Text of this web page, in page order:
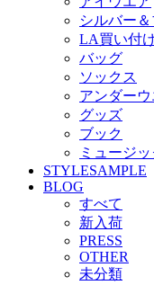
シルバー
LA買い付
バッグ
ソックス
アンダーウ
グッズ
ブック
ミュージ
STYLESAMPLE
BLOG
すべて
新入荷
PRESS
OTHER
未分類